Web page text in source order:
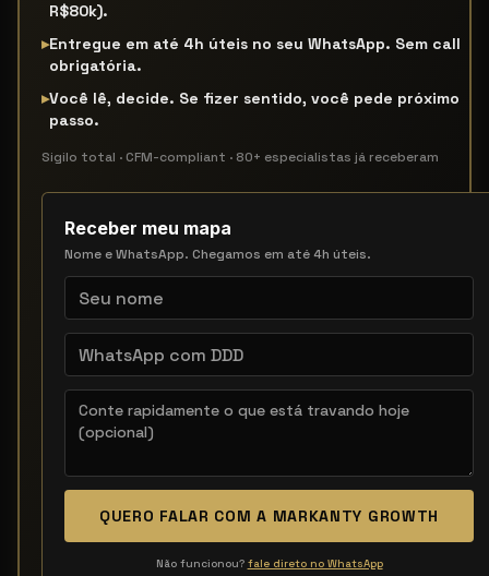
R$80k).
▸Entregue em até 4h úteis no seu WhatsApp. Sem call
obrigatória.
▸Você lê, decide. Se fizer sentido, você pede próximo
passo.
Sigilo total · CFM-compliant · 80+ especialistas já receberam
Receber meu mapa
Nome e WhatsApp. Chegamos em até 4h úteis.
QUERO FALAR COM A MARKANTY GROWTH
Não funcionou? fale direto no WhatsApp